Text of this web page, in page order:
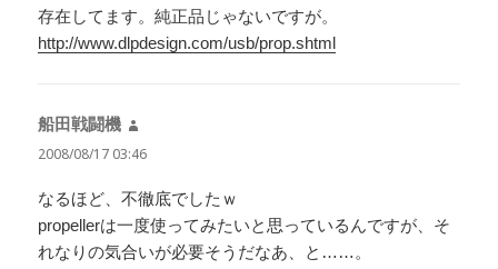
存在してます。純正品じゃないですが。
http://www.dlpdesign.com/usb/prop.shtml
船田戦闘機
り:
2008/08/17 03:46
なるほど、不徹底でしたｗ
propellerは一度使ってみたいと思っているんですが、そ
れなりの気合いが必要そうだなあ、と……。